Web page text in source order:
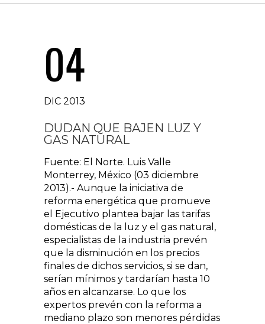
04
DIC 2013
DUDAN QUE BAJEN LUZ Y
GAS NATURAL
Fuente: El Norte. Luis Valle
Monterrey, México (03 diciembre
2013).- Aunque la iniciativa de
reforma energética que promueve
el Ejecutivo plantea bajar las tarifas
domésticas de la luz y el gas natural,
especialistas de la industria prevén
que la disminución en los precios
finales de dichos servicios, si se dan,
serían mínimos y tardarían hasta 10
años en alcanzarse. Lo que los
expertos prevén con la reforma a
mediano plazo son menores pérdidas